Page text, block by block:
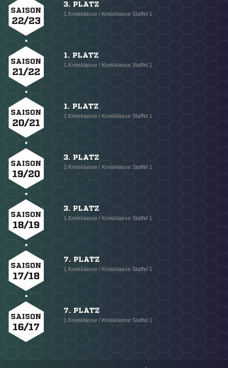
SAISON
22/23
3. PLATZ
1.Kreisklasse / Kreisklasse Staffel 1
SAISON
21/22
1. PLATZ
1.Kreisklasse / Kreisklasse Staffel 1
SAISON
20/21
1. PLATZ
1.Kreisklasse / Kreisklasse Staffel 1
SAISON
19/20
3. PLATZ
1.Kreisklasse / Kreisklasse Staffel 1
SAISON
18/19
3. PLATZ
1.Kreisklasse / Kreisklasse Staffel 1
SAISON
17/18
7. PLATZ
1.Kreisklasse / Kreisklasse Staffel 1
SAISON
16/17
7. PLATZ
1.Kreisklasse / Kreisklasse Staffel 1